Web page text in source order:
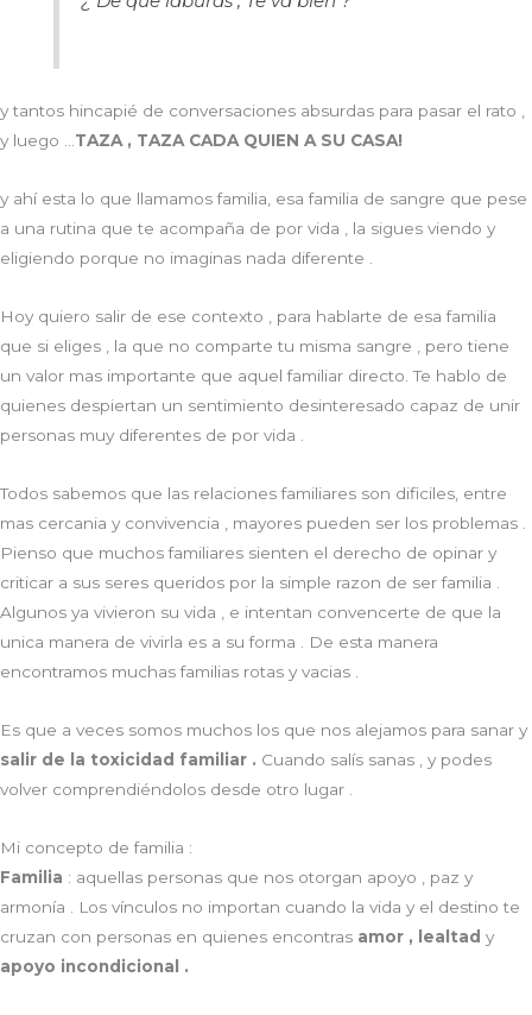
y tantos hincapié de conversaciones absurdas para pasar el rato ,
y luego … TAZA , TAZA CADA QUIEN A SU CASA!
y ahí esta lo que llamamos familia, esa familia de sangre que pese
a una rutina que te acompaña de por vida , la sigues viendo y
eligiendo porque no imaginas nada diferente .
Hoy quiero salir de ese contexto , para hablarte de esa familia
que si eliges , la que no comparte tu misma sangre , pero tiene
un valor mas importante que aquel familiar directo. Te hablo de
quienes despiertan un sentimiento desinteresado capaz de unir
personas muy diferentes de por vida .
Todos sabemos que las relaciones familiares son dificiles, entre
mas cercania y convivencia , mayores pueden ser los problemas .
Pienso que muchos familiares sienten el derecho de opinar y
criticar a sus seres queridos por la simple razon de ser familia .
Algunos ya vivieron su vida , e intentan convencerte de que la
unica manera de vivirla es a su forma . De esta manera
encontramos muchas familias rotas y vacias .
Es que a veces somos muchos los que nos alejamos para sanar y
salir de la toxicidad familiar . Cuando salís sanas , y podes
volver comprendiéndolos desde otro lugar .
Mi concepto de familia :
Familia : aquellas personas que nos otorgan apoyo , paz y
armonía . Los vínculos no importan cuando la vida y el destino te
cruzan con personas en quienes encontras amor , lealtad y
apoyo incondicional .